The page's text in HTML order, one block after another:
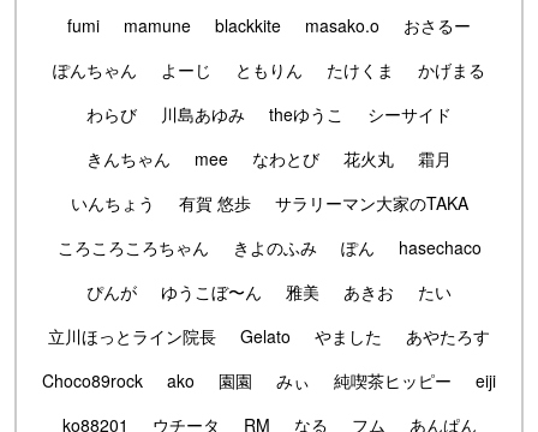
fumi
mamune blackkite masako.o
おさるー
ぽんちゃん
よーじ ともりん たけくま
かげまる
わらび
川島あゆみ theゆうこ
シーサイド
きんちゃん
mee なわとび 花火丸
霜月
いんちょう
有賀 悠歩
サラリーマン大家のTAKA
ころころころちゃん
きよのふみ ぽん
hasechaco
ぴんが
ゆうこぼ〜ん 雅美 あきお
たい
立川ほっとライン院長
Gelato やました
あやたろす
Choco89rock
ako 園園 みぃ 純喫茶ヒッピー
eiji
ko88201
ウチータ RM なる フム
あんぱん